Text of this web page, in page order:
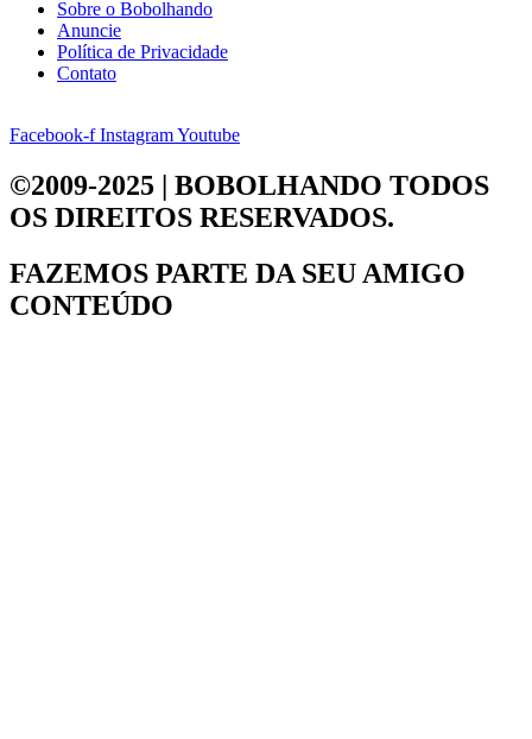
Sobre o Bobolhando
Anuncie
Política de Privacidade
Contato
Facebook-f InstagramYoutube
©2009-2025 | BOBOLHANDO TODOS
OS DIREITOS RESERVADOS.
FAZEMOS PARTE DA SEU AMIGO
CONTEÚDO